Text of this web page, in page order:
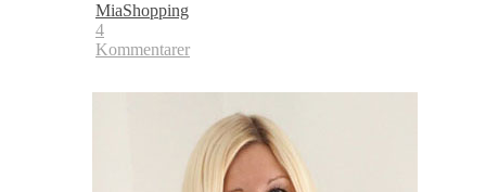
MiaShopping
4
Kommentarer